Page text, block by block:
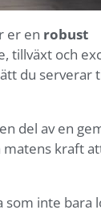
er en robust
tillväxt och
du serverar
del av en
matens kraft
som inte bara